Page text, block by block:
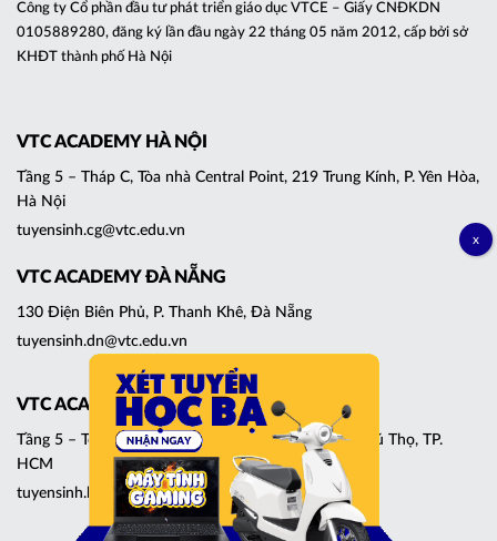
Công ty Cổ phần đầu tư phát triển giáo dục VTCE – Giấy CNĐKDN
0105889280, đăng ký lần đầu ngày 22 tháng 05 năm 2012, cấp bởi sở
KHĐT thành phố Hà Nội
VTC ACADEMY HÀ NỘI
Tầng 5 – Tháp C, Tòa nhà Central Point, 219 Trung Kính, P. Yên Hòa,
Hà Nội
tuyensinh.cg@vtc.edu.vn
VTC ACADEMY ĐÀ NẴNG
130 Điện Biên Phủ, P. Thanh Khê, Đà Nẵng
tuyensinh.dn@vtc.edu.vn
VTC ACADEMY TP. HCM
Tầng 5 – Tòa nhà Emporium, 184 Lê Đại Hành, P. Phú Thọ, TP.
HCM
tuyensinh.hcm@vtc.edu.vn